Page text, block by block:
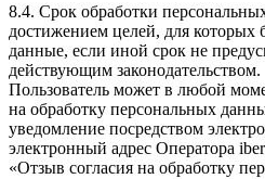
8.4. Срок обработки
достижением целей, для
данные, если иной срок не
действующим законодательством.
Пользователь может в любой
на обработку персональных
уведомление посредством
электронный адрес Оператора
«Отзыв согласия на обработку